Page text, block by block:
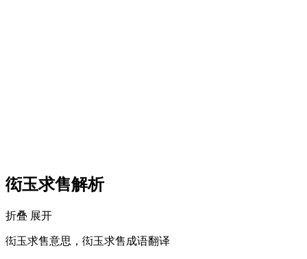
衒玉求售解析
折叠 展开
衒玉求售意思，衒玉求售成语翻译